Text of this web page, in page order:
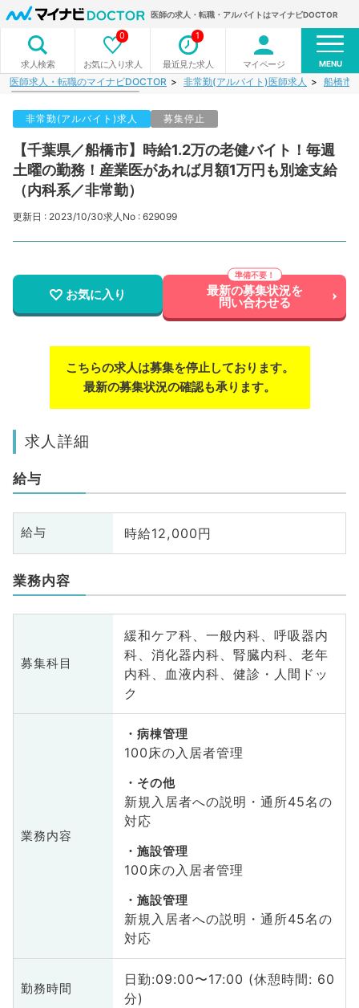
医師の求人・転職・アルバイトはマイナビDOCTOR
求人検索 お気に入り求人
0
最近見た求人
1
マイページ MENU
医師求人・転職のマイナビDOCTOR 非常勤(アルバイト)医師求人 船橋市
非常勤(アルバイト)求人 募集停止
【千葉県／船橋市】時給1.2万の老健バイト！毎週
土曜の勤務！産業医があれば月額1万円も別途支給
（内科系／非常勤）
更新日 : 2023/10/30求人No : 629099
お気に入り 最新の募集状況を
問い合わせる
こちらの求人は募集を停止しております。
最新の募集状況の確認も承ります。
求人詳細
給与
給与 時給12,000円
業務内容
募集科目
緩和ケア科、一般内科、呼吸器内
科、消化器内科、腎臓内科、老年
内科、血液内科、健診・人間ドッ
ク
業務内容
病棟管理
100床の入居者管理
その他
新規入居者への説明・通所45名の
対応
施設管理
100床の入居者管理
施設管理
新規入居者への説明・通所45名の
対応
勤務時間
日勤:09:00〜17:00 (休憩時間: 60
分)